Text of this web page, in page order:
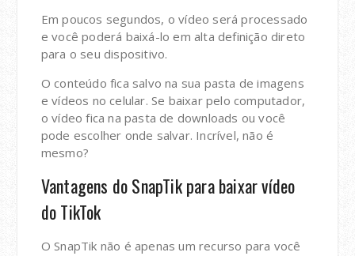
Em poucos segundos, o vídeo será processado
e você poderá baixá-lo em alta definição direto
para o seu dispositivo.
O conteúdo fica salvo na sua pasta de imagens
e vídeos no celular. Se baixar pelo computador,
o vídeo fica na pasta de downloads ou você
pode escolher onde salvar. Incrível, não é
mesmo?
Vantagens do SnapTik para baixar vídeo
do TikTok
O SnapTik não é apenas um recurso para você